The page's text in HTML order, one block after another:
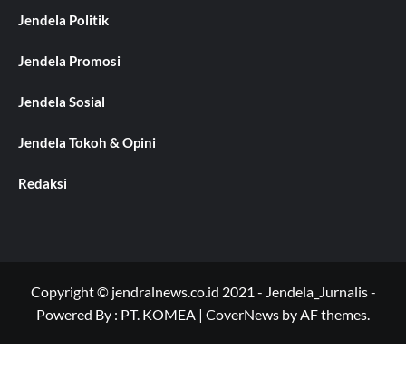
Jendela Politik
Jendela Promosi
Jendela Sosial
Jendela Tokoh & Opini
Redaksi
Copyright © jendralnews.co.id 2021 - Jendela_Jurnalis -
Powered By : PT. KOMEA | CoverNews by AF themes.